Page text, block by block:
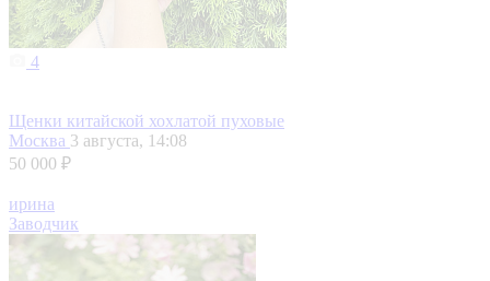
4
Щенки китайской хохлатой пуховые
Москва 3 августа, 14:08
50 000 ₽
ирина
Заводчик